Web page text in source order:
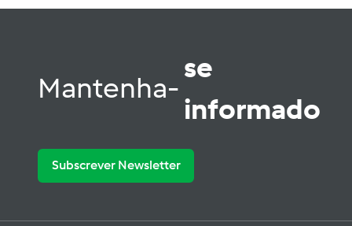
Mantenha-
se
informado
Subscrever Newsletter